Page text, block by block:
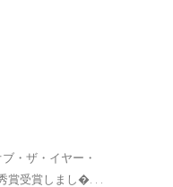
・ザ・イヤー・
賞受賞しまし�. . .